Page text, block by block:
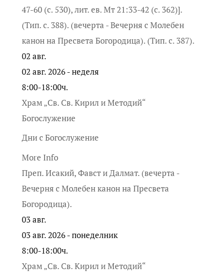
47-60 (с. 530), лит. ев. Мт 21:33-42 (с. 362)].
(Тип. с. 388). (вечерта - Вечерня с Молебен
канон на Пресвета Богородица). (Тип. с. 387).
02 авг.
02 авг. 2026 - неделя
8:00-18:00ч.
Храм „Св. Св. Кирил и Методий“
Богослужение
Дни с Богослужение
More Info
Преп. Исакий, Фавст и Далмат. (вечерта -
Вечерня с Молебен канон на Пресвета
Богородица).
03авг.
03 авг. 2026 - понеделник
8:00-18:00ч.
Храм „Св. Св. Кирил и Методий“